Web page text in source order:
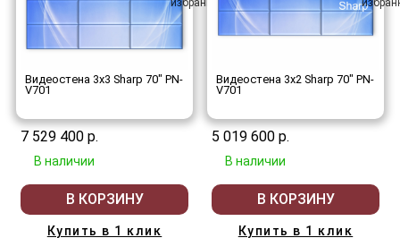
Видеостена 3x3 Sharp 70" PN-
V701
7 529 400 р.
В наличии
В КОРЗИНУ
Купить в 1 клик
Видеостена 3x2 Sharp 70" PN-
V701
5 019 600 р.
В наличии
В КОРЗИНУ
Купить в 1 клик